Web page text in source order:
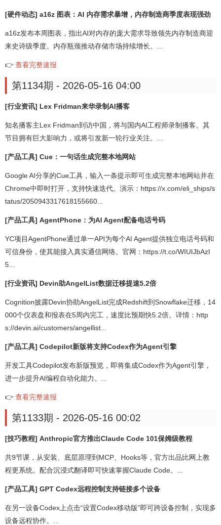
[硬件动态] a16z 图表：AI 内存需求暴增，内存制造商季度表现强劲
a16z发布本周图表，指出AI对内存的庞大需求导致领先内存制造商迎
来史诗级季度。内存瓶颈推动存储市场持续增长。...
👉 查看完整速报
第1134期 - 2026-05-16 04:00
[行业资讯] Lex Fridman来华录制AI播客
知名播客主Lex Fridman到访中国，将与国内AI工程师录制播客。其
节目拥有巨大影响力，或将引发新一轮行业关注。...
[产品工具] Cue：一句话生成完整本地网站
Google AI分享的Cue工具，输入一条提示即可生成完整本地网站并在
Chrome中即时打开，支持快速迭代。演示：https://x.com/eli_ships/s
tatus/2050943317618155660...
[产品工具] AgentPhone：为AI Agent配备电话号码
YC项目AgentPhone通过单一API为每个AI Agent提供独立电话号码和
可信身份，使其能接入真实通信网络。官网：https://t.co/WIUIJbAzI
5...
[行业资讯] Devin助AngelList数据迁移提速5.2倍
Cognition披露Devin协助AngelList完成Redshift到Snowflake迁移，14
000个仪表盘和报表在5周内完工，速度比预期快5.2倍。详情：http
s://devin.ai/customers/angellist...
[产品工具] Codepilot新版将支持Codex作为Agent引擎
开发工具Codepilot发布新版预览，即将集成Codex作为Agent引擎，
进一步提升AI编程自动化能力。...
👉 查看完整速报
第1133期 - 2026-05-16 00:02
[技巧教程] Anthropic官方推出Claude Code 101保姆级教程
共9节课，从安装、底层原理到MCP、Hooks等，官方出品比网上教
程更系统。配合沉浸式翻译即可快速掌握Claude Code。...
[产品工具] GPT Codex远程控制支持链接多个设备
在另一设备Codex上点击“设置Codex移动版”即可跨设备控制，实现多
设备远程协作。...